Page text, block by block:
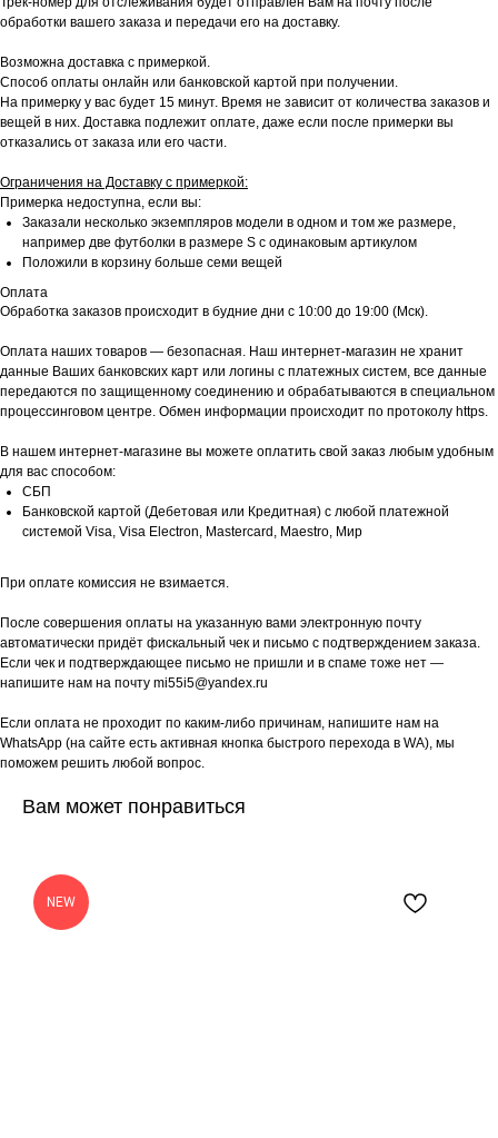
обработки вашего заказа и передачи его на доставку.
Возможна доставка с примеркой.
Способ оплаты онлайн или банковской картой при получении.
На примерку у вас будет 15 минут. Время не зависит от количества заказов и
вещей в них. Доставка подлежит оплате, даже если после примерки вы
отказались от заказа или его части.
Ограничения на Доставку с примеркой:
Примерка недоступна, если вы:
Заказали несколько экземпляров модели в одном и том же размере,
например две футболки в размере S с одинаковым артикулом
Положили в корзину больше семи вещей
Оплата
Обработка заказов происходит в будние дни с 10:00 до 19:00 (Мск).
Оплата наших товаров — безопасная. Наш интернет-магазин не хранит
данные Ваших банковских карт или логины с платежных систем, все данные
передаются по защищенному соединению и обрабатываются в специальном
процессинговом центре. Обмен информации происходит по протоколу https.
В нашем интернет-магазине вы можете оплатить свой заказ любым удобным
для вас способом:
СБП
Банковской картой (Дебетовая или Кредитная) с любой платежной
системой Visa, Visa Electron, Mastercard, Maestro, Мир
При оплате комиссия не взимается.
После совершения оплаты на указанную вами электронную почту
автоматически придёт фискальный чек и письмо с подтверждением заказа.
Если чек и подтверждающее письмо не пришли и в спаме тоже нет —
напишите нам на почту mi55i5@yandex.ru
Если оплата не проходит по каким-либо причинам, напишите нам на
WhatsApp (на сайте есть активная кнопка быстрого перехода в WA), мы
поможем решить любой вопрос.
Вам может понравиться
NEW